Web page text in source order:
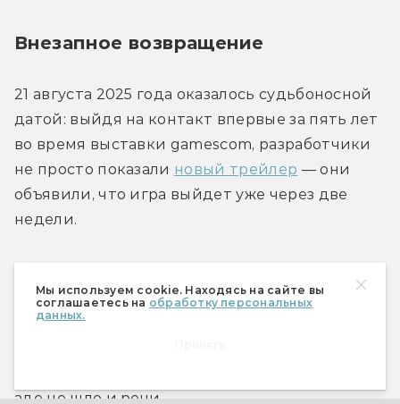
Мы используем cookie. Находясь на сайте вы
соглашаетесь на обработку персональных
данных.
Внезапное возвращение
21 августа 2025 года оказалось судьбоносной
датой: выйдя на контакт впервые за пять лет
во время выставки gamescom, разработчики
не просто показали новый трейлер — они
объявили, что игра выйдет уже через две
недели.
журналиста Джейсона Шрайера об
обстоятельствах разработки Silksong. Из него
аде не шло и речи.